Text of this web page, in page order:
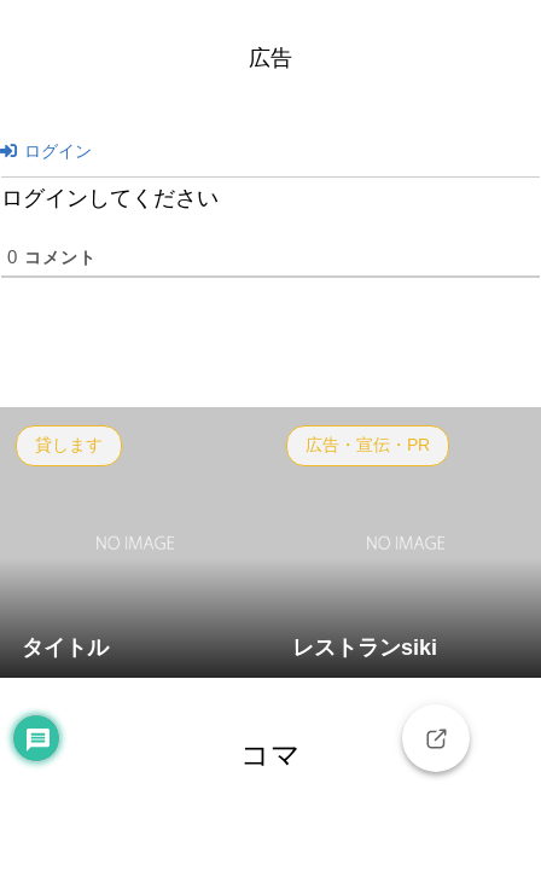
広告
ログイン
ログインしてください
0 コメント
貸します
タイトル
広告・宣伝・PR
レストランsiki
コマ